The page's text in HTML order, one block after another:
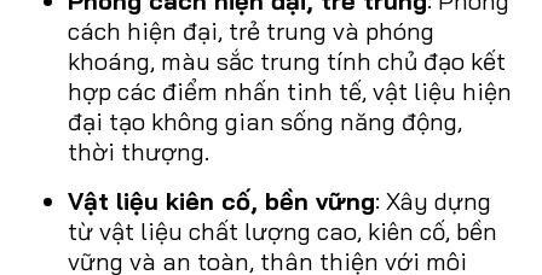
cách hiện đại, trẻ trung và phóng
khoáng, màu sắc trung tính chủ đạo kết
hợp các điểm nhấn tinh tế, vật liệu hiện
đại tạo không gian sống năng động,
thời thượng.
Vật liệu kiên cố, bền vững: Xây dựng
từ vật liệu chất lượng cao, kiên cố, bền
vững và an toàn, thân thiện với môi